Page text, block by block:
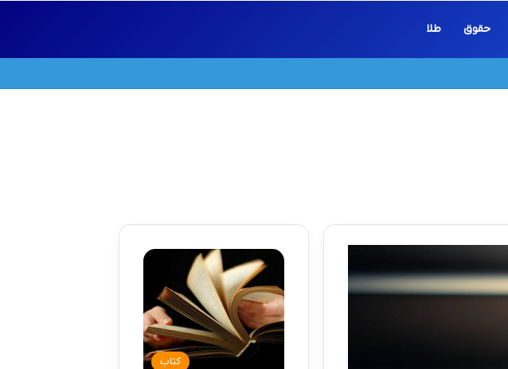
حقوق طلا
کتاب